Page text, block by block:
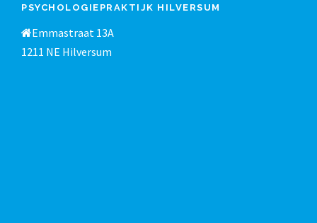
PSYCHOLOGIEPRAKTIJK HILVERSUM
Emmastraat 13A
1211 NE Hilversum